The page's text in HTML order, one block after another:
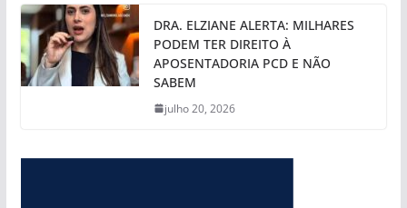
DRA. ELZIANE ALERTA: MILHARES
PODEM TER DIREITO À
APOSENTADORIA PCD E NÃO
SABEM
julho 20, 2026